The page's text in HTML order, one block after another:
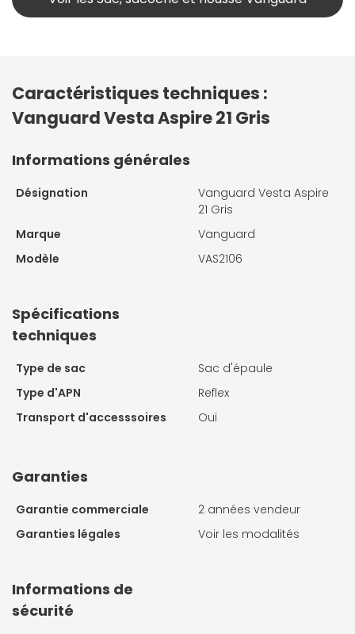
Caractéristiques techniques :
Vanguard Vesta Aspire 21 Gris
Informations générales
Désignation
Vanguard Vesta Aspire
21 Gris
Marque
Vanguard
Modèle
VAS2106
Spécifications
techniques
Type de sac
Sac d'épaule
Type d'APN
Reflex
Transport d'accesssoires
Oui
Garanties
Garantie commerciale
2 années vendeur
Garanties légales
Voir les modalités
Informations de
sécurité